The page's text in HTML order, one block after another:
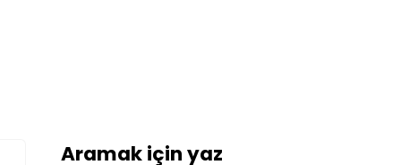
Aramak için yaz